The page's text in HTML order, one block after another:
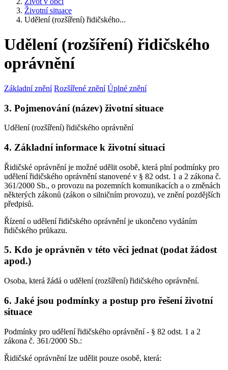
Životní situace
Udělení (rozšíření) řidičského...
Udělení (rozšíření) řidičského
oprávnění
Základní znění Rozšířené znění Úplné znění
3. Pojmenování (název) životní situace
Udělení (rozšíření) řidičského oprávnění
4. Základní informace k životní situaci
Řidičské oprávnění je možné udělit osobě, která plní podmínky pro
udělení řidičského oprávnění stanovené v § 82 odst. 1 a 2 zákona č.
361/2000 Sb., o provozu na pozemních komunikacích a o změnách
některých zákonů (zákon o silničním provozu), ve znění pozdějších
předpisů.
Řízení o udělení řidičského oprávnění je ukončeno vydáním
řidičského průkazu.
5. Kdo je oprávněn v této věci jednat (podat žádost
apod.)
Osoba, která žádá o udělení (rozšíření) řidičského oprávnění.
6. Jaké jsou podmínky a postup pro řešení životní
situace
Podmínky pro udělení řidičského oprávnění - § 82 odst. 1 a 2
zákona č. 361/2000 Sb.:
Řidičské oprávnění lze udělit pouze osobě, která: